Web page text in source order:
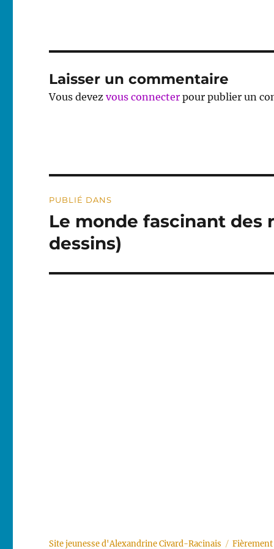
Laisser un commentaire
Vous devezvous connecter pour publier un
de
l’article
PUBLIÉ DANS
Le monde fascinant des
dessins)
Site jeunesse d'Alexandrine Civard-Racinais